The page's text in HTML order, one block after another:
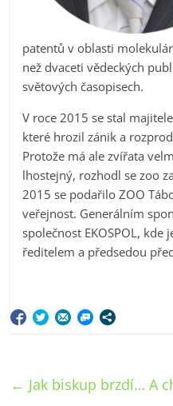
patentů v oblasti
než dvaceti vědeckých
světových časopisech.
V roce 2015 se stal
které hrozil zánik a
Protože má ale zvířata
lhostejný, rozhodl se zoo
2015 se podařilo ZOO
veřejnost. Generálním
společnost EKOSPOL, kde
ředitelem a předsedou
← Jak biskup brzdí… A